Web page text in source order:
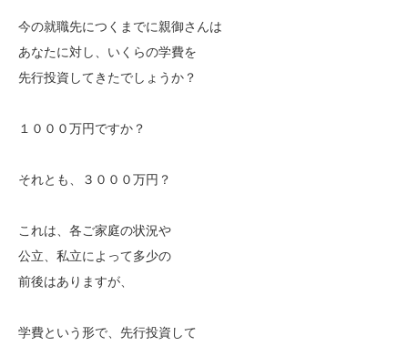
今の就職先につくまでに親御さんは
あなたに対し、いくらの学費を
先行投資してきたでしょうか？
１０００万円ですか？
それとも、３０００万円？
これは、各ご家庭の状況や
公立、私立によって多少の
前後はありますが、
学費という形で、先行投資して